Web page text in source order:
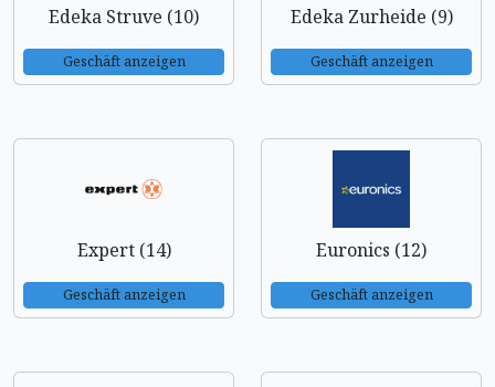
Edeka Struve (10)
Geschäft anzeigen
Edeka Zurheide (9)
Geschäft anzeigen
Expert (14)
Geschäft anzeigen
Euronics (12)
Geschäft anzeigen